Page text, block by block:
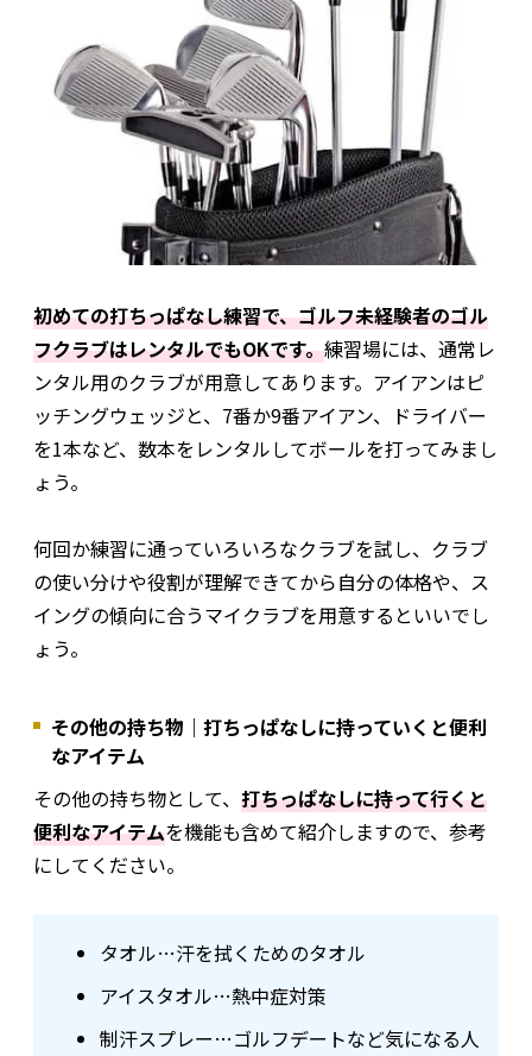
初めての打ちっぱなし練習で、ゴルフ未経験者のゴル
フクラブはレンタルでもOKです。練習場には、通常レ
ンタル用のクラブが用意してあります。アイアンはピ
ッチングウェッジと、7番か9番アイアン、ドライバー
を1本など、数本をレンタルしてボールを打ってみまし
ょう。
何回か練習に通っていろいろなクラブを試し、クラブ
の使い分けや役割が理解できてから自分の体格や、ス
イングの傾向に合うマイクラブを用意するといいでし
ょう。
その他の持ち物｜打ちっぱなしに持っていくと便利
なアイテム
その他の持ち物として、 打ちっぱなしに持って行くと
便利なアイテムを機能も含めて紹介しますので、参考
にしてください。
タオル…汗を拭くためのタオル
アイスタオル…熱中症対策
制汗スプレー…ゴルフデートなど気になる人